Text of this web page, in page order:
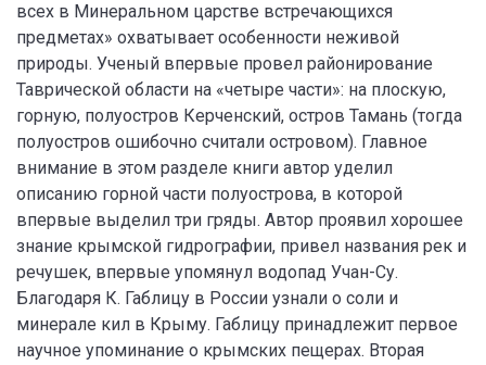
всех в Минеральном царстве встречающихся
предметах» охватывает особенности неживой
природы. Ученый впервые провел районирование
Таврической области на «четыре части»: на плоскую,
горную, полуостров Керченский, остров Тамань (тогда
полуостров ошибочно считали островом). Главное
внимание в этом разделе книги автор уделил
описанию горной части полуострова, в которой
впервые выделил три гряды. Автор проявил хорошее
знание крымской гидрографии, привел названия рек и
речушек, впервые упомянул водопад Учан-Су.
Благодаря К. Габлицу в России узнали о соли и
минерале кил в Крыму. Габлицу принадлежит первое
научное упоминание о крымских пещерах. Вторая